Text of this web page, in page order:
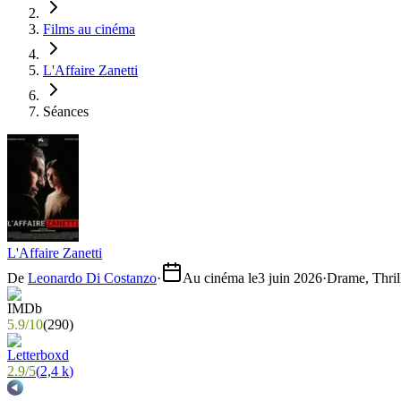
Films au cinéma
L'Affaire Zanetti
Séances
L'Affaire Zanetti
De Leonardo Di Costanzo· Au cinéma le3 juin 2026·Drame,
5.9/10(290)
2.9/5(2,4 k)